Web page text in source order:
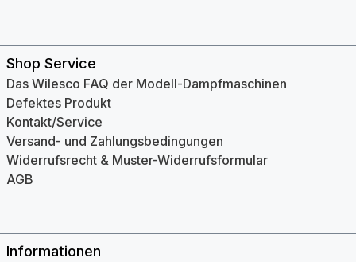
Shop Service
Das Wilesco FAQ der Modell-Dampfmaschinen
Defektes Produkt
Kontakt/Service
Versand- und Zahlungsbedingungen
Widerrufsrecht & Muster-Widerrufsformular
AGB
Informationen